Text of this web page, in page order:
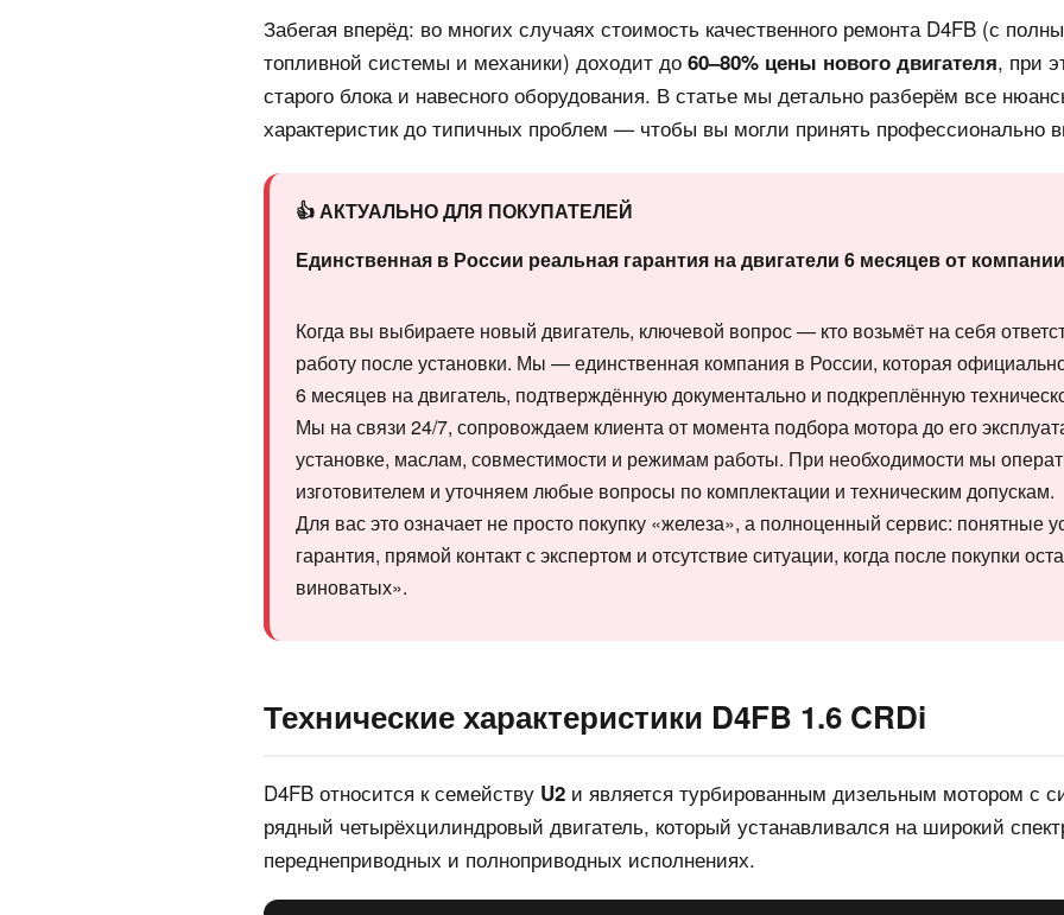
Забегая вперёд: во многих случаях стоимость качественного ремонта D4FB (с
топливной системы и механики) доходит до 60–80% цены нового двигателя, при
старого блока и навесного оборудования. В статье мы детально разберём все
характеристик до типичных проблем — чтобы вы могли принять профессионально
👍 АКТУАЛЬНО ДЛЯ ПОКУПАТЕЛЕЙ
Единственная в России реальная гарантия на двигатели 6 месяцев от
Когда вы выбираете новый двигатель, ключевой вопрос — кто возьмёт на себя
работу после установки. Мы — единственная компания в России, которая
6 месяцев на двигатель, подтверждённую документально и подкреплённую
Мы на связи 24/7, сопровождаем клиента от момента подбора мотора до его
установке, маслам, совместимости и режимам работы. При необходимости мы
изготовителем и уточняем любые вопросы по комплектации и техническим допускам.
Для вас это означает не просто покупку «железа», а полноценный сервис: понятные
гарантия, прямой контакт с экспертом и отсутствие ситуации, когда после покупки
виноватых».
Технические характеристики D4FB 1.6 CRDi
D4FB относится к семейству U2 и является турбированным дизельным мотором с
рядный четырёхцилиндровый двигатель, который устанавливался на широкий
переднеприводных и полноприводных исполнениях.